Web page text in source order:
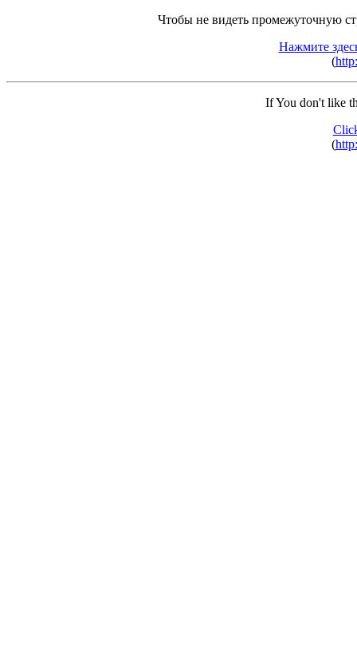
Чтобы не видеть промежуточную
Нажмите
(
If You don't like
(